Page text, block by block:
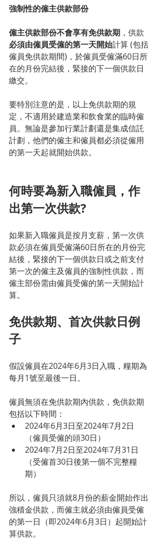
強制性的僱主供款部份
僱主供款部份不會享有免供款期 ，供款
必須由僱員受僱的第一天開始計算 (包括
僱員免供款期間)，於僱員受僱滿60日所
在的月份完結後，緊接的下一個供款日
繳交。
要特別注意的是，以上免供款期的規
定，不適用於建造業和飲食業的臨時僱
員。無論是參加行業計劃還是集成信託
計劃，他們的僱主和僱員都必須從僱用
的第一天起就開始供款。
何時要為新入職僱員，作
出第一次供款?
如果新入職僱員是按月支薪，第一次供
款必須在僱員受僱滿60日所在的月份完
結後，緊接的下一個供款日或之前支付
第一次的僱主及僱員的強制性供款，而
僱主部份需由僱員受僱的第一天開始計
算。
免供款期、首次供款日例
子
假設僱員在2024年6月3日入職，糧期為
每月1號至最後一日。
僱員無須在免供款期內供款，免供款期
包括以下時間：
2024年6月3日至2024年7月2日
（僱員受僱的頭30日）
2024年7月2日至2024年7月31日
（受僱首30日後第一個不完整糧
期）
所以，僱員只須就8月份的薪金開始作出
強積金供款，而僱主就必須由僱員受僱
的第一日（即2024年6月3日）起開始計
算供款。